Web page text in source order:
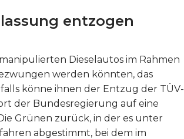
entzogen
Dieselautos im Rahmen
werden könnten, das
könne ihnen der Entzug der TÜV-
der Bundesregierung auf eine
Grünen zurück, in der es unter
abgestimmt, bei dem im